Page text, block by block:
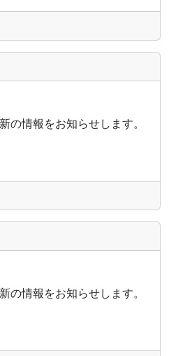
の情報をお知らせします。
の情報をお知らせします。